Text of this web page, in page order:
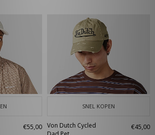
€55,00
SNEL KOPEN
Von Dutch Cycled
€45,00